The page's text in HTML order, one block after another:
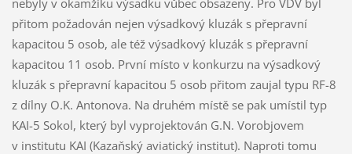
přitom požadován nejen výsadkový kluzák s přepravní
kapacitou 5 osob, ale též výsadkový kluzák s přepravní
kapacitou 11 osob. První místo v konkurzu na výsadkový
kluzák s přepravní kapacitou 5 osob přitom zaujal typu RF-8
z dílny O.K. Antonova. Na druhém místě se pak umístil typ
KAI-5 Sokol, který byl vyprojektován G.N. Vorobjovem
v institutu KAI (Kazaňský aviatický institut). Naproti tomu